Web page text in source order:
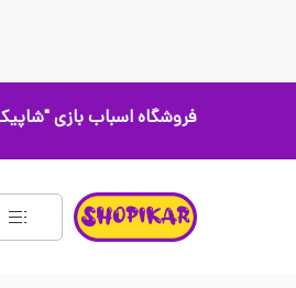
فروشگاه اسباب بازی